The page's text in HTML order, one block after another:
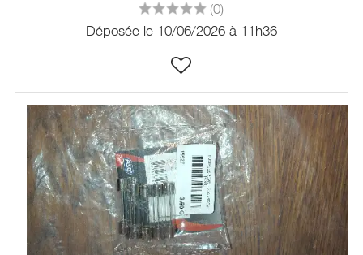
(0)
Déposée le 10/06/2026 à 11h36